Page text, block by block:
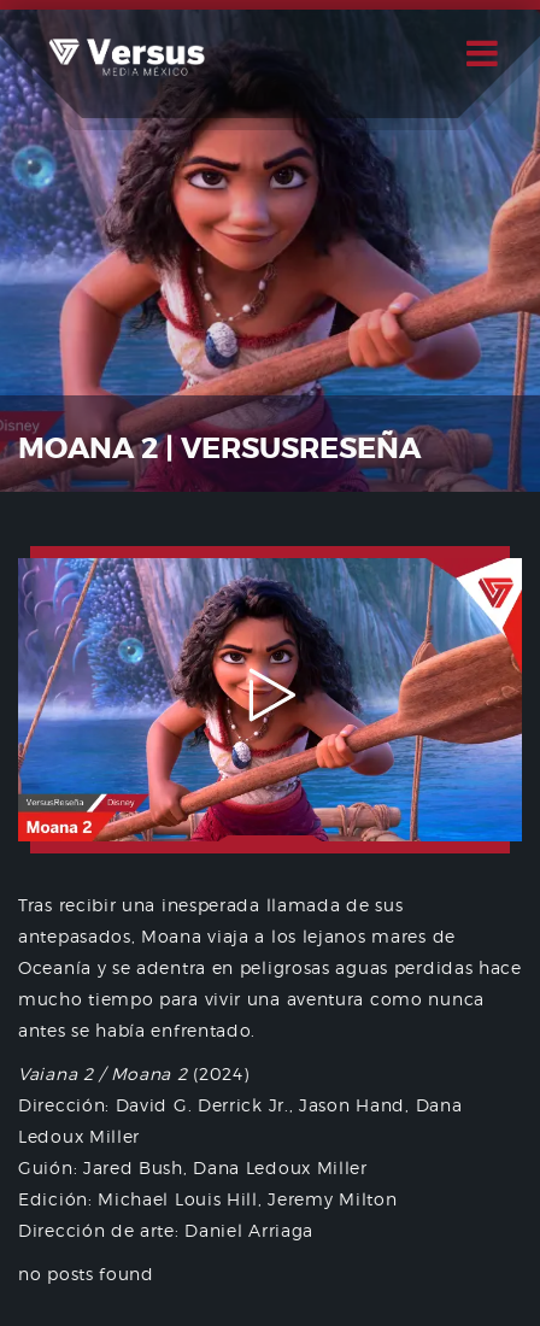
Skip
to
content
Buscar
Usuario
MOANA 2 | VERSUSRESEÑA
Tras recibir una inesperada llamada de sus
antepasados, Moana viaja a los lejanos mares de
Oceanía y se adentra en peligrosas aguas perdidas hace
mucho tiempo para vivir una aventura como nunca
antes se había enfrentado.
Vaiana 2 / Moana 2(2024)
Dirección: David G. Derrick Jr., Jason Hand, Dana
Ledoux Miller
Guión: Jared Bush, Dana Ledoux Miller
Edición: Michael Louis Hill, Jeremy Milton
Dirección de arte: Daniel Arriaga
no posts found